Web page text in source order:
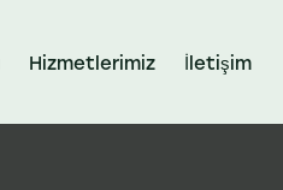
Hizmetlerimiz İletişim